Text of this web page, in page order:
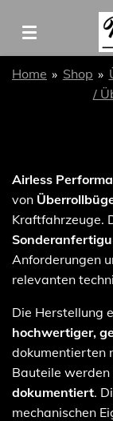
Hauptinhalt
springen
Home » Shop »
/
Airless
von
Kraftfahrzeuge.
Anforderungen
relevanten
Die Herstellung
hochwertiger,
dokumentierten
Bauteile werden
dokumentiert.
mechanischen